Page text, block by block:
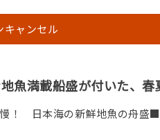
キャンセル
魚満載船盛が付いた、
！ 日本海の新鮮地魚の舟盛